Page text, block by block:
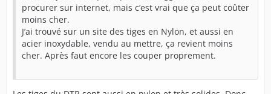
procurer sur internet, mais c’est vrai que ça peut coûter
moins cher.
J’ai trouvé sur un site des tiges en Nylon, et aussi en
acier inoxydable, vendu au mettre, ça revient moins
cher. Après faut encore les couper proprement.